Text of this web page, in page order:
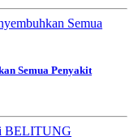
Semua Penyakit